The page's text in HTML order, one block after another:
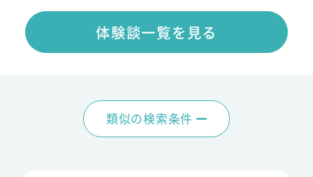
体験談一覧を見る
類似の検索条件